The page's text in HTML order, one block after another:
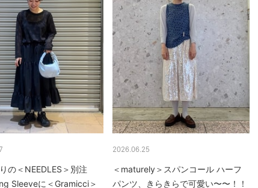
の＜NEEDLES＞別注
Sleeveに＜Gramicci＞
2026.06.25
＜maturely＞スパンコール ハーフ
パンツ、きらきらで可愛い〜〜！！